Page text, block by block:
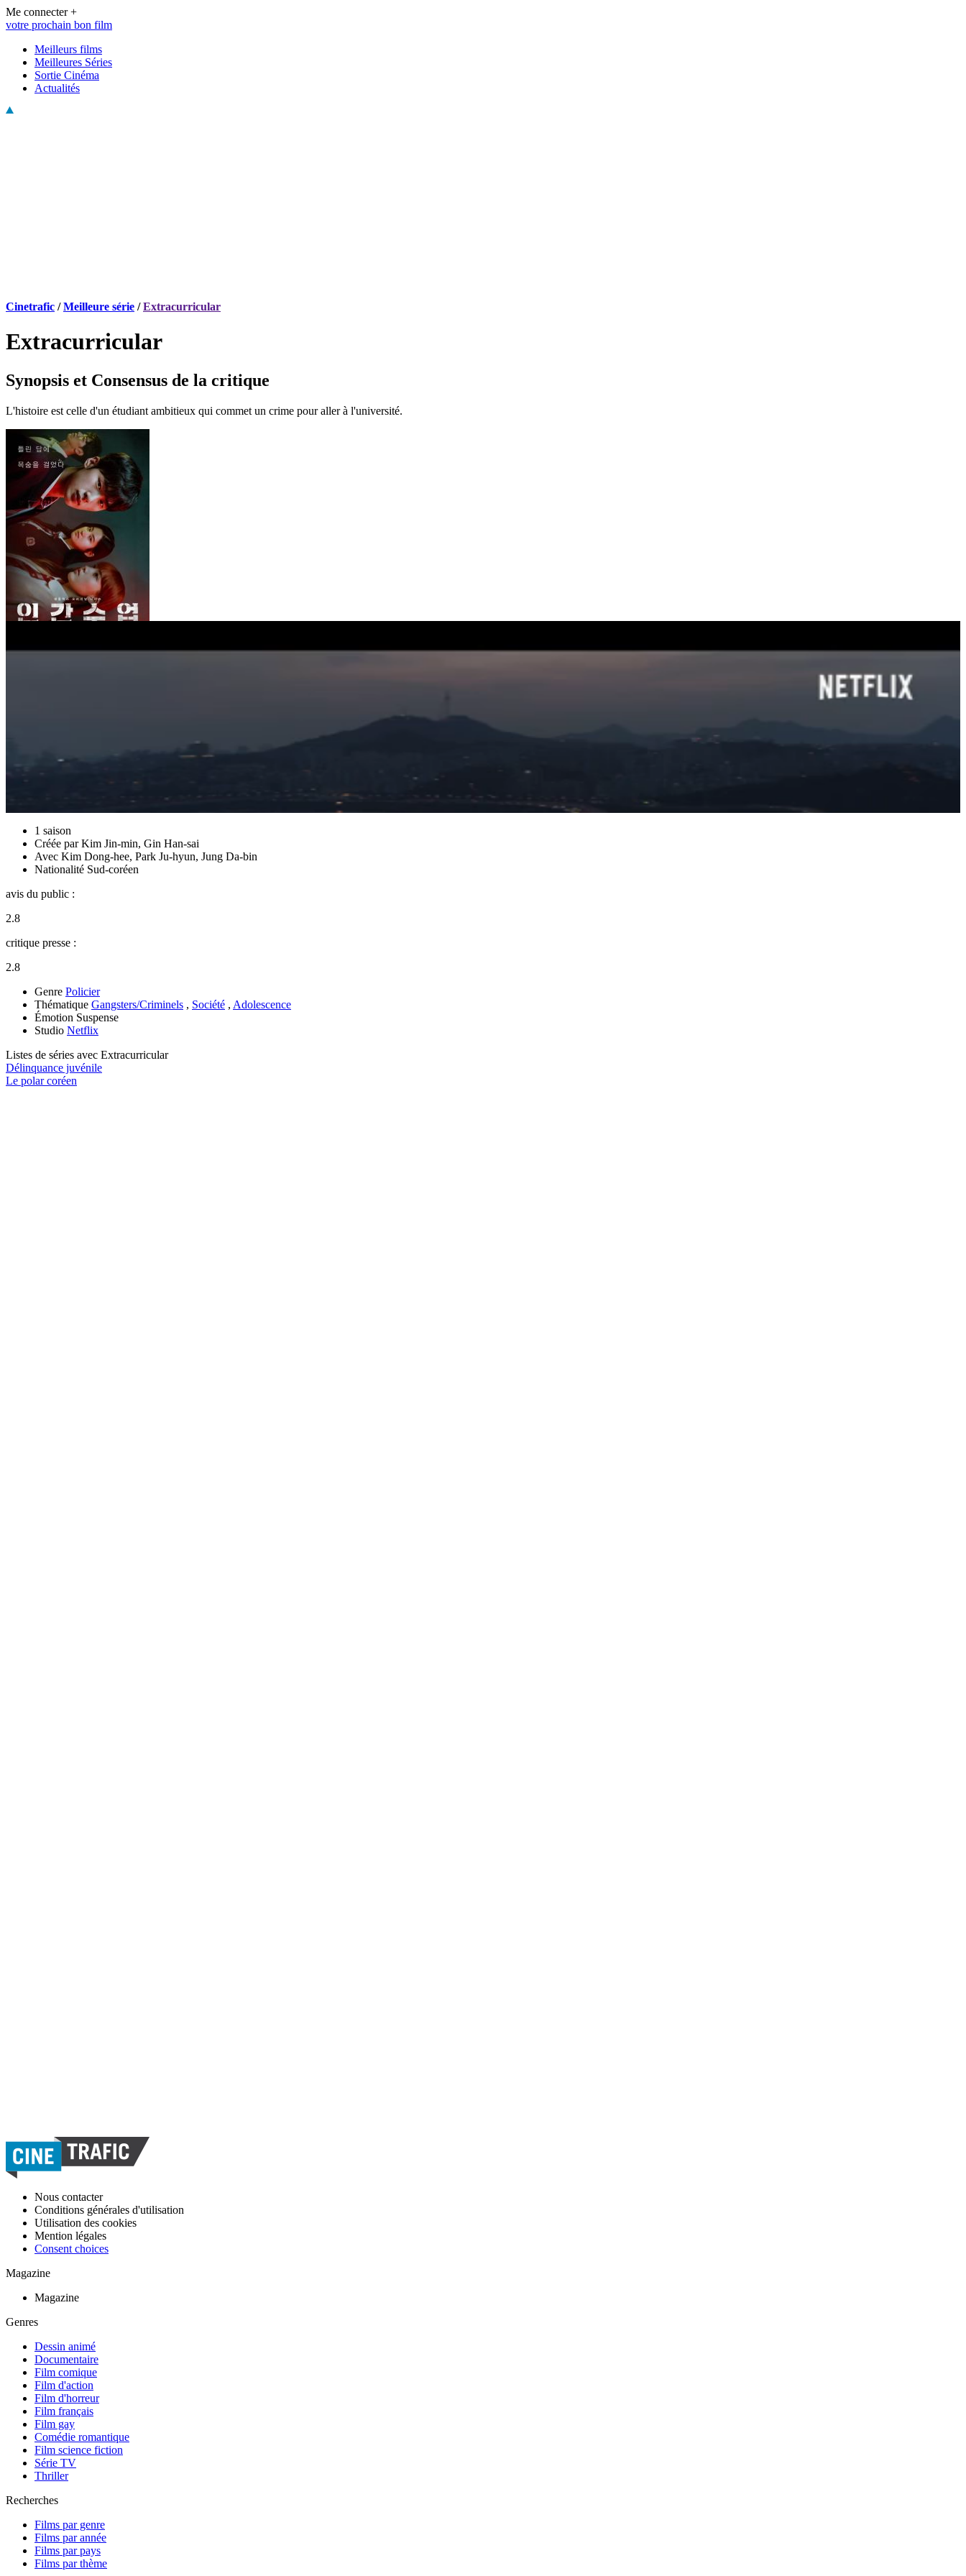
Me connecter +
votre prochain bon film
Meilleurs films
Meilleures Séries
Sortie Cinéma
Actualités
Cinetrafic /Meilleure série /Extracurricular
Extracurricular
Synopsis et Consensus de la critique
L'histoire est celle d'un étudiant ambitieux qui commet un crime pour aller à l'université.
1 saison
Créée parKim Jin-min, Gin Han-sai
Avec Kim Dong-hee, Park Ju-hyun, Jung Da-bin
Nationalité Sud-coréen
avis du public :
2.8
critique presse :
2.8
Genre Policier
Thématique Gangsters/Criminels , Société , Adolescence
Émotion Suspense
Studio Netflix
Listes de séries avec Extracurricular
Délinquance juvénile
Le polar coréen
Nous contacter
Conditions générales d'utilisation
Utilisation des cookies
Mention légales
Consent choices
Magazine
Magazine
Genres
Dessin animé
Documentaire
Film comique
Film d'action
Film d'horreur
Film français
Film gay
Comédie romantique
Film science fiction
Série TV
Thriller
Recherches
Films par genre
Films par année
Films par pays
Films par thème